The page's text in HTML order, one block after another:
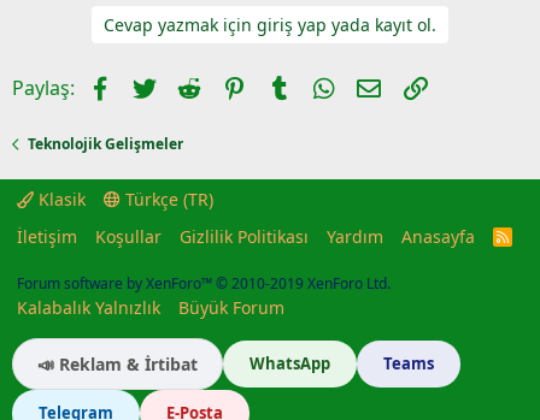
Cevap yazmak için giriş yap yada kayıt ol.
Paylaş: Facebook
TwitterReddit Pinterest
TumblrWhatsApp
E-postaLink
Teknolojik Gelişmeler
Klasik
Türkçe (TR)
İletişim
Koşullar Gizlilik Politikası Yardım Anasayfa
R
Forum software by XenForo™© 2010-2019 XenForo Ltd.
Kalabalık Yalnızlık Büyük Forum
📣 Reklam & İrtibat WhatsApp Teams
Telegram E-Posta